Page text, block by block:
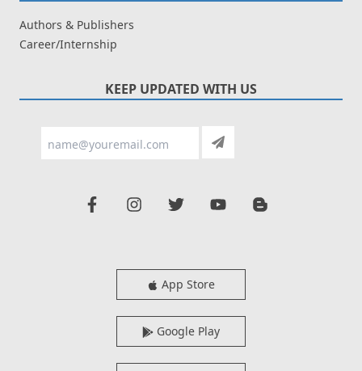
Authors & Publishers
Career/Internship
KEEP UPDATED WITH US
App Store
Google Play